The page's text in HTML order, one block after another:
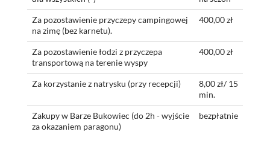
Za pozostawienie przyczepy campingowej
na zimę (bez karnetu).
400,00 zł
Za pozostawienie łodzi z przyczepa
transportową na terenie wyspy
400,00 zł
Za korzystanie z natrysku (przy recepcji)
8,00 zł/ 15
min.
Zakupy w Barze Bukowiec (do 2h - wyjście
za okazaniem paragonu)
bezpłatnie